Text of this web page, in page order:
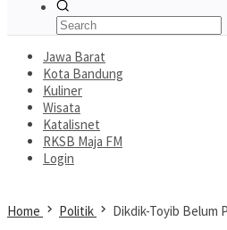
Jawa Barat
Kota Bandung
Kuliner
Wisata
Katalisnet
RKSB Maja FM
Login
Home Politik Dikdik-Toyib Belum